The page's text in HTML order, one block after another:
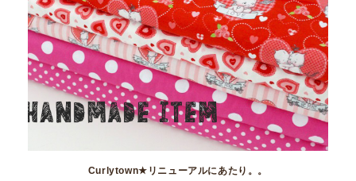
Curlytown★リニューアルにあたり。。